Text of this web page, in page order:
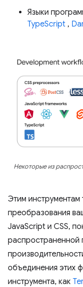
Языки
TypeScript ,
Некоторые из
Этим
преобразования
JavaScript и CSS,
распространенной
объединения этих
инструмента, как